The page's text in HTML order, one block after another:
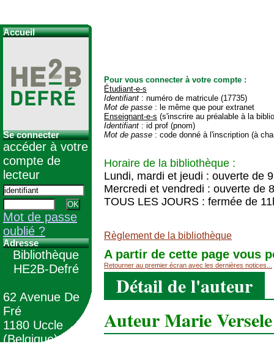
Pour vous connecter à votre compte :
Étudiant-e-s
Identifiant : numéro de matricule (17735)
Mot de passe : le même que pour extranet
Enseignant-e-s (s'inscrire au préalable à la
Identifiant : id prof (pnom)
Mot de passe : code donné à l'inscription (à
Horaire de la bibliothèque :
Lundi, mardi et jeudi : ouverte de
Mercredi et vendredi : ouverte de
TOUS LES JOURS : fermée de
Règlement de la bibliothèque
A partir de cette page vous
Retourner au premier écran avec les dernières notices...
Détail de l'auteur
Auteur Marie Versele
Accueil
Se connecter
accéder à votre
compte de
lecteur
Mot de passe
oublié ?
Adresse
Bibliothèque
HE2B-Defré
62 Avenue De
Fré
1180 Uccle
(Belgique)